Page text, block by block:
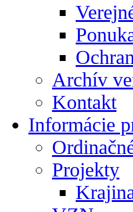
Archív
Kontakt
Informácie
Projekty